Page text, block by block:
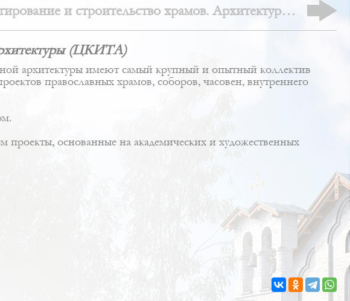
и строительство храмов. Архитектурно-
(ЦКИТА)
архитектуры имеют самый крупный и опытный коллектив
православных храмов, соборов, часовен, внутреннего
основанные на академических и художественных